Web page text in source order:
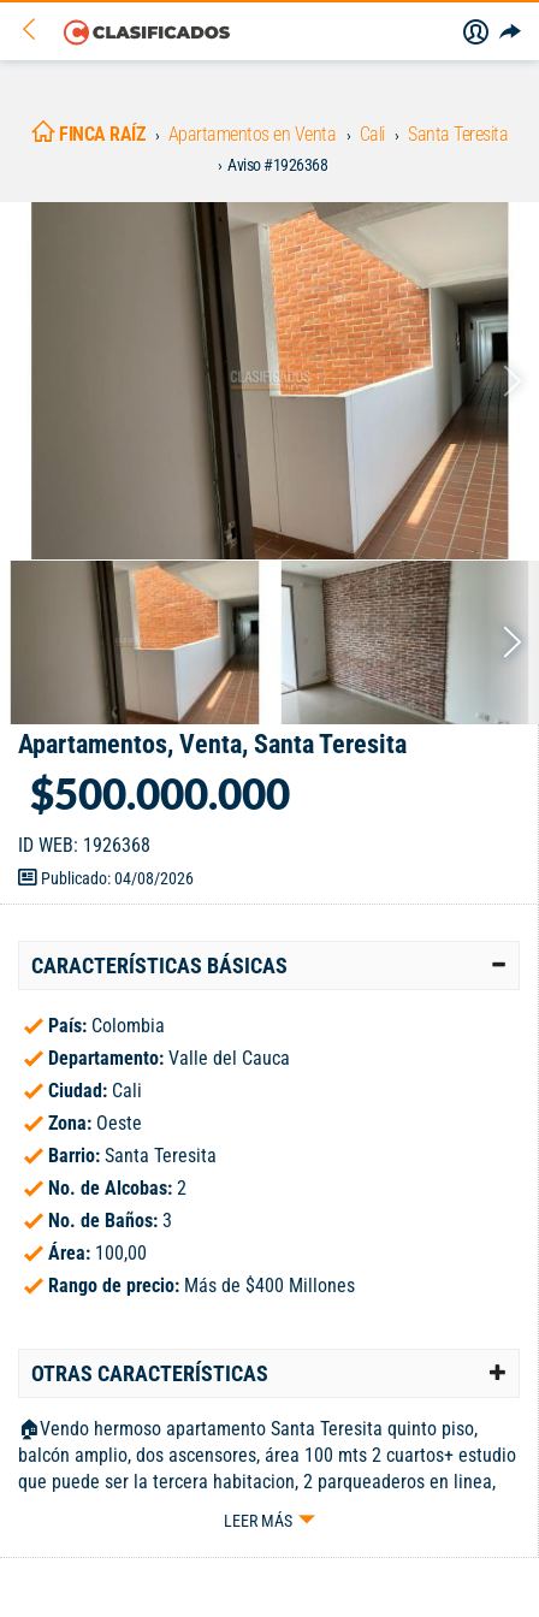
FINCA RAÍZ Apartamentos en Venta Cali Santa Teresita
Aviso #1926368
Apartamentos, Venta, Santa Teresita
$500.000.000
ID WEB: 1926368
Publicado: 04/08/2026
CARACTERÍSTICAS BÁSICAS
País: Colombia
Departamento: Valle del Cauca
Ciudad: Cali
Zona: Oeste
Barrio: Santa Teresita
No. de Alcobas: 2
No. de Baños: 3
Área: 100,00
Rango de precio: Más de $400 Millones
OTRAS CARACTERÍSTICAS
🏠Vendo hermoso apartamento Santa Teresita quinto piso,
balcón amplio, dos ascensores, área 100 mts 2 cuartos+ estudio
que puede ser la tercera habitacion, 2 parqueaderos en linea,
depósito, precio 500 millones, ADM:750.000 Balcon bonita vista,
glovas
LEER MÁS